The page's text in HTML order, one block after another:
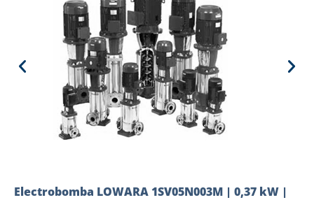
Electrobomba LOWARA 1SV05N003M | 0,37 kW |